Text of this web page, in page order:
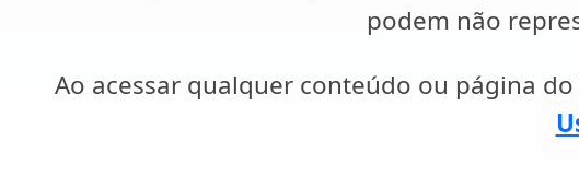
podem não
Ao acessar qualquer conteúdo ou página